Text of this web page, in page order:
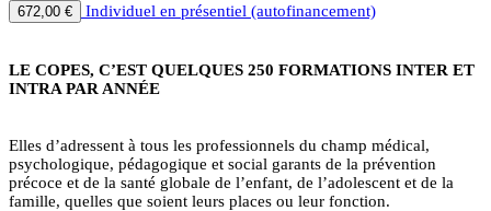
672,00 € Individuel en présentiel (autofinancement)
LE COPES, C’EST QUELQUES 250 FORMATIONS INTER ET
INTRA PAR ANNÉE
Elles d’adressent à tous les professionnels du champ médical,
psychologique, pédagogique et social garants de la prévention
précoce et de la santé globale de l’enfant, de l’adolescent et de la
famille, quelles que soient leurs places ou leur fonction.